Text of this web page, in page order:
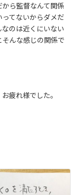
ら監督なんて関係
てないからダメだ
のは近くにいない
んな感じの関係で
疲れ様でした。